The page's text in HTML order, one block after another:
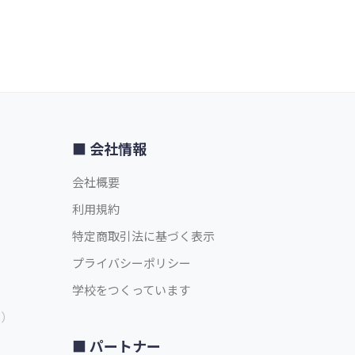
会社情報
会社概要
利用規約
特定商取引法に基づく表示
プライバシーポリシー
学校をつくっています
パートナー